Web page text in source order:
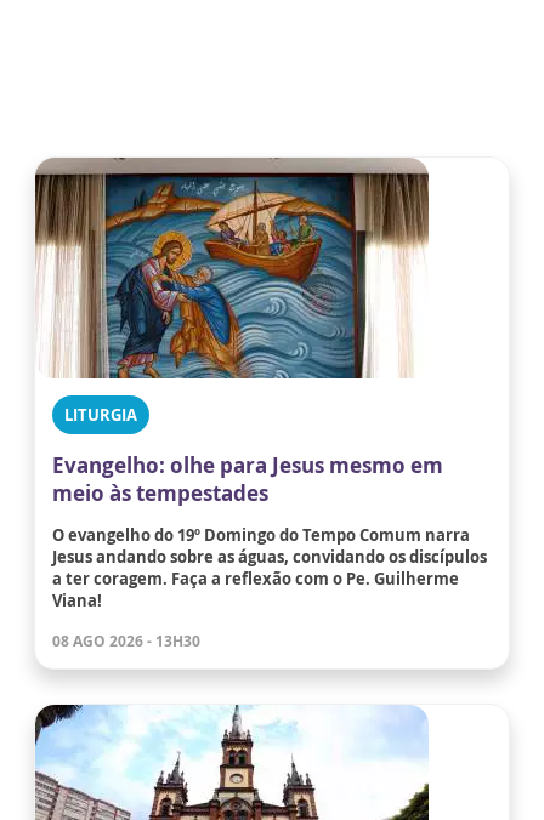
LITURGIA
Evangelho: olhe para Jesus mesmo em
meio às tempestades
O evangelho do 19º Domingo do Tempo Comum narra
Jesus andando sobre as águas, convidando os discípulos
a ter coragem. Faça a reflexão com o Pe. Guilherme
Viana!
08 AGO 2026 - 13H30